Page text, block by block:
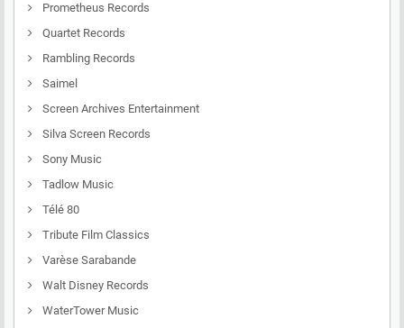
Prometheus Records
Quartet Records
Rambling Records
Saimel
Screen Archives Entertainment
Silva Screen Records
Sony Music
Tadlow Music
Télé 80
Tribute Film Classics
Varèse Sarabande
Walt Disney Records
WaterTower Music